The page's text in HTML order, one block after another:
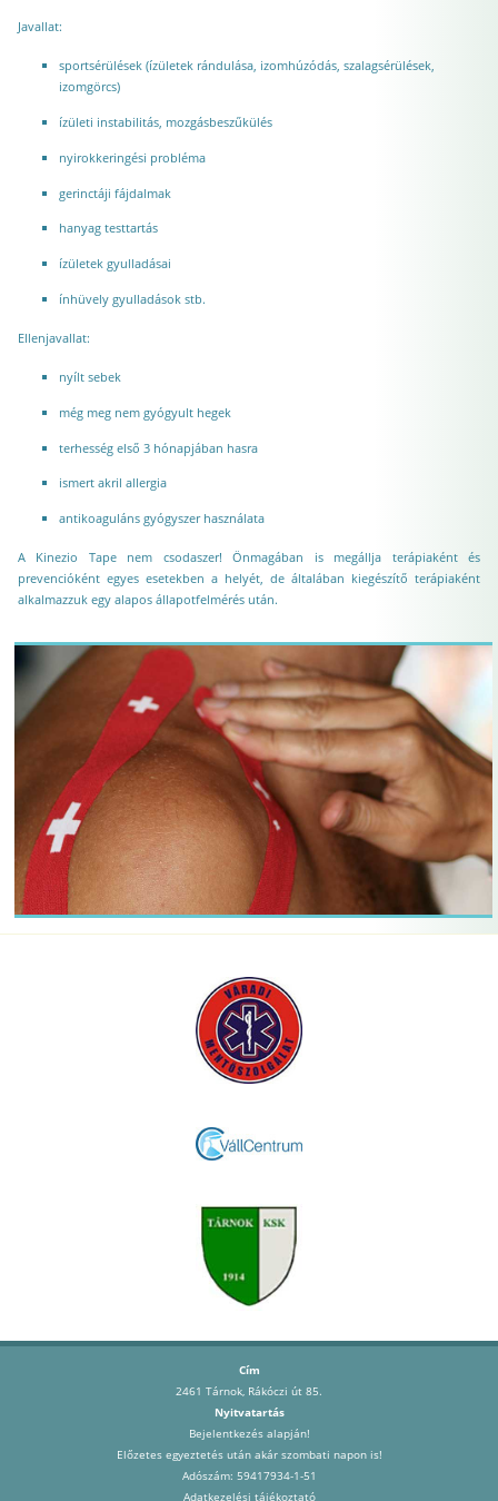
Javallat:
sportsérülések (ízületek rándulása, izomhúzódás, szalagsérülések,
izomgörcs)
ízületi instabilitás, mozgásbeszűkülés
nyirokkeringési probléma
gerinctáji fájdalmak
hanyag testtartás
ízületek gyulladásai
ínhüvely gyulladások stb.
Ellenjavallat:
nyílt sebek
még meg nem gyógyult hegek
terhesség első 3 hónapjában hasra
ismert akril allergia
antikoaguláns gyógyszer használata
A Kinezio Tape nem csodaszer! Önmagában is megállja terápiaként és
prevencióként egyes esetekben a helyét, de általában kiegészítő terápiaként
alkalmazzuk egy alapos állapotfelmérés után.
Cím
2461 Tárnok, Rákóczi út 85.
Nyitvatartás
Bejelentkezés alapján!
Előzetes egyeztetés után akár szombati napon is!
Adószám: 59417934-1-51
Adatkezelési tájékoztató